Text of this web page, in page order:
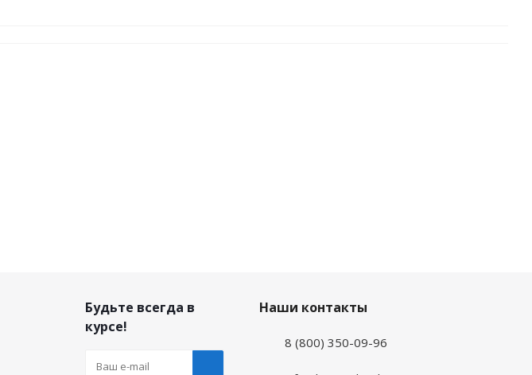
Будьте всегда в
курсе!
Наши контакты
8 (800) 350-09-96